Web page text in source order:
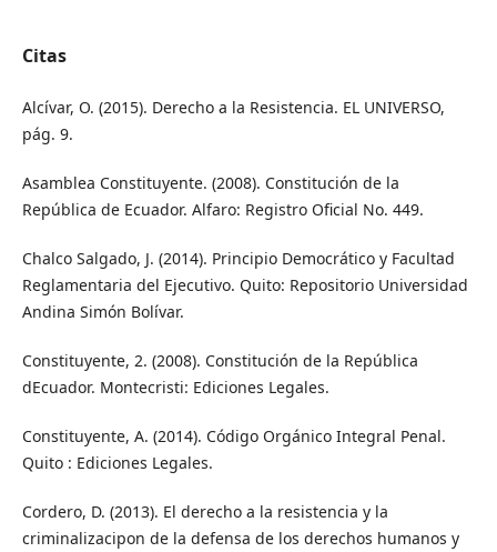
Citas
Alcívar, O. (2015). Derecho a la Resistencia. EL UNIVERSO,
pág. 9.
Asamblea Constituyente. (2008). Constitución de la
República de Ecuador. Alfaro: Registro Oficial No. 449.
Chalco Salgado, J. (2014). Principio Democrático y Facultad
Reglamentaria del Ejecutivo. Quito: Repositorio Universidad
Andina Simón Bolívar.
Constituyente, 2. (2008). Constitución de la República
dEcuador. Montecristi: Ediciones Legales.
Constituyente, A. (2014). Código Orgánico Integral Penal.
Quito : Ediciones Legales.
Cordero, D. (2013). El derecho a la resistencia y la
criminalizacipon de la defensa de los derechos humanos y